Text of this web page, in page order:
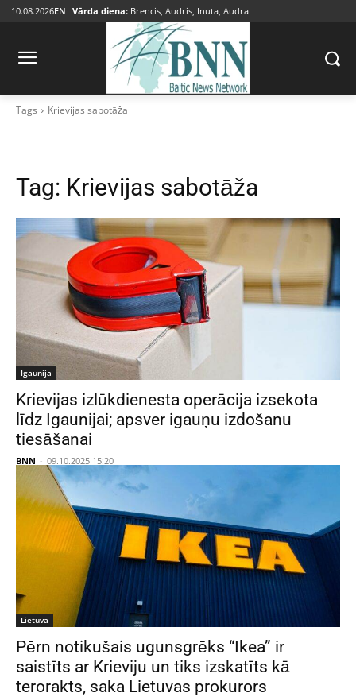
10.08.2026EN Vārda diena: Brencis, Audris, Inuta, Audra
Tags Krievijas sabotāža
Tag: Krievijas sabotāža
Igaunija
Krievijas izlūkdienesta operācija izsekota
līdz Igaunijai; apsver igauņu izdošanu
tiesāšanai
BNN - 09.10.2025 15:20
Lietuva
Pērn notikušais ugunsgrēks “Ikea” ir
saistīts ar Krieviju un tiks izskatīts kā
terorakts, saka Lietuvas prokurors